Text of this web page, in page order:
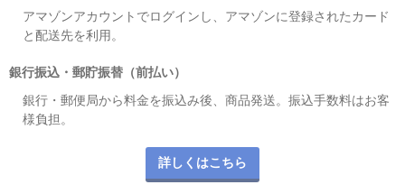
アマゾンアカウントでログインし、アマゾンに登録されたカード
と配送先を利用。
銀行振込・郵貯振替（前払い）
銀行・郵便局から料金を振込み後、商品発送。振込手数料はお客
様負担。
詳しくはこちら